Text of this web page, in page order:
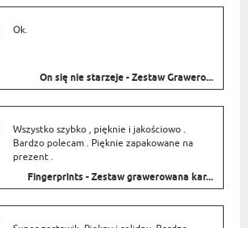
Ok.
On się nie starzeje - Zestaw Grawero...
Wszystko szybko , pięknie i jakościowo .
Bardzo polecam . Pięknie zapakowane na
prezent .
Fingerprints - Zestaw grawerowana kar...